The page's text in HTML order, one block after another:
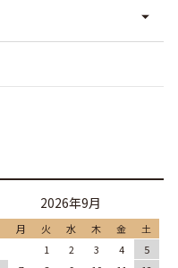
2026年9月
月 火 水 木 金
土
1
2 3 4
5